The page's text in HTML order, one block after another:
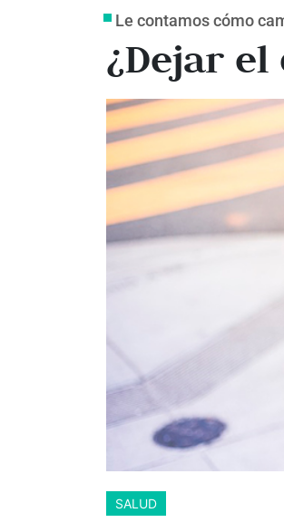
Le contamos cómo
¿Dejar
SALUD